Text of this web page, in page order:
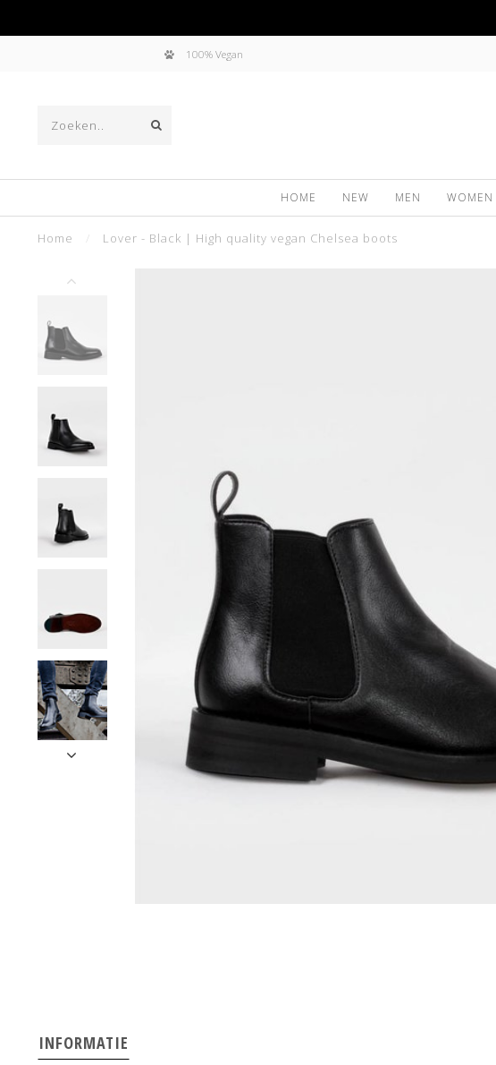
100% Vegan
HOME NEW MEN WOMEN
Home Lover - Black | High quality vegan Chelsea boots
INFORMATIE